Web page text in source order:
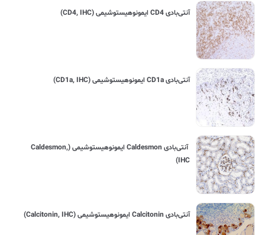
آنتی‌بادی CD4 ایمونوهیستوشیمی (CD4, IHC)
آنتی‌بادی CD1a ایمونوهیستوشیمی (CD1a, IHC)
آنتی‌بادی Caldesmon ایمونوهیستوشیمی (Caldesmon,
IHC)
آنتی‌بادی Calcitonin ایمونوهیستوشیمی (Calcitonin, IHC)